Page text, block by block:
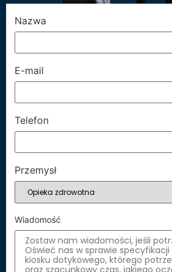
Nazwa
E-mail
Telefon
Przemysł
Wiadomość